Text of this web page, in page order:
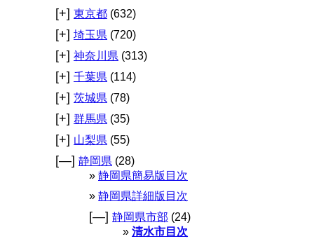
[+] 東京都 (632)
[+] 埼玉県 (720)
[+] 神奈川県 (313)
[+] 千葉県 (114)
[+] 茨城県 (78)
[+] 群馬県 (35)
[+] 山梨県 (55)
[—] 静岡県 (28)
静岡県簡易版目次
静岡県詳細版目次
[—] 静岡県市部 (24)
清水市目次